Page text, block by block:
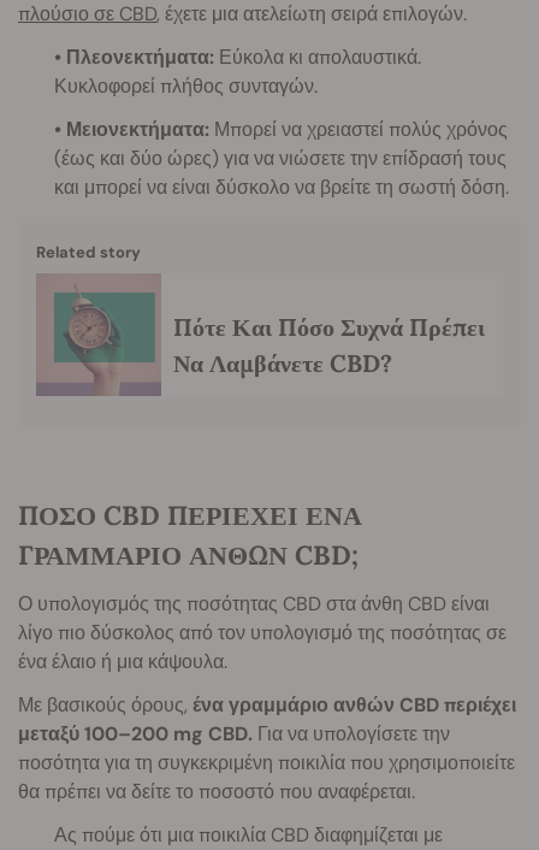
πλούσιο σε CBD, έχετε μια ατελείωτη σειρά επιλογών.
• Πλεονεκτήματα: Εύκολα κι απολαυστικά.
Κυκλοφορεί πλήθος συνταγών.
• Μειονεκτήματα: Μπορεί να χρειαστεί πολύς χρόνος
(έως και δύο ώρες) για να νιώσετε την επίδρασή τους
και μπορεί να είναι δύσκολο να βρείτε τη σωστή δόση.
Related story
Πότε Και Πόσο Συχνά Πρέπει
Να Λαμβάνετε CBD?
ΠΟΣΟ CBD ΠΕΡΙΕΧΕΙ ΕΝΑ
ΓΡΑΜΜΑΡΙΟ ΑΝΘΩΝ CBD;
Ο υπολογισμός της ποσότητας CBD στα άνθη CBD είναι
λίγο πιο δύσκολος από τον υπολογισμό της ποσότητας σε
ένα έλαιο ή μια κάψουλα.
Με βασικούς όρους, ένα γραμμάριο ανθών CBD περιέχει
μεταξύ 100–200 mg CBD. Για να υπολογίσετε την
ποσότητα για τη συγκεκριμένη ποικιλία που χρησιμοποιείτε
θα πρέπει να δείτε το ποσοστό που αναφέρεται.
Ας πούμε ότι μια ποικιλία CBD διαφημίζεται με